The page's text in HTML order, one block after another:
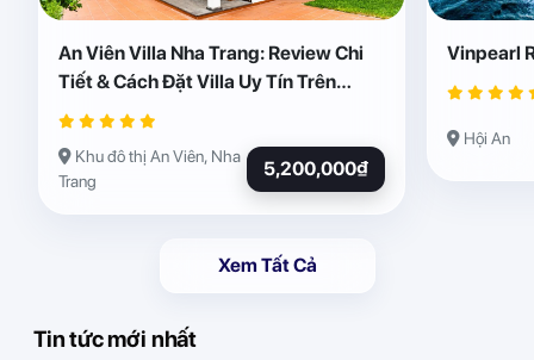
An Viên Villa Nha Trang: Review Chi
Tiết & Cách Đặt Villa Uy Tín Trên
Abogo
Khu đô thị An Viên, Nha
Trang
5,200,000₫
Vinpearl
Hội An
Xem Tất Cả
Tin tức mới nhất